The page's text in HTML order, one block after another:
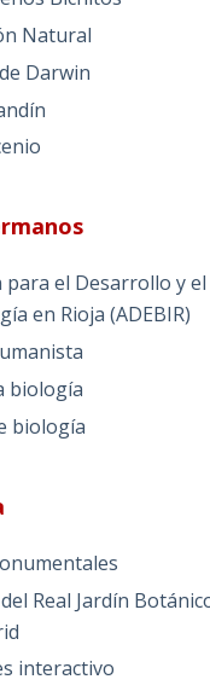
Natural
Darwin
para el Desarrollo y
en Rioja (ADEBIR)
biología
biología
Real Jardín
interactivo